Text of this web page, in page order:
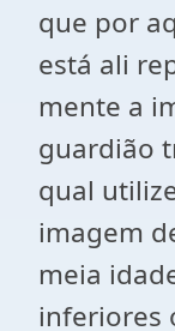
que por
está ali
mente a
guardião
qual
imagem
meia
inferiores